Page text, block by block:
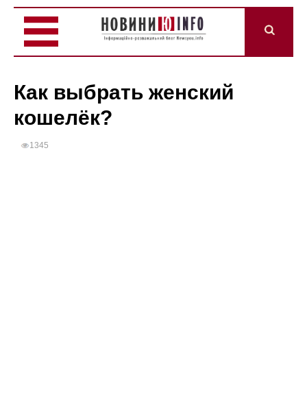
Как выбрать женский
кошелёк?
1345